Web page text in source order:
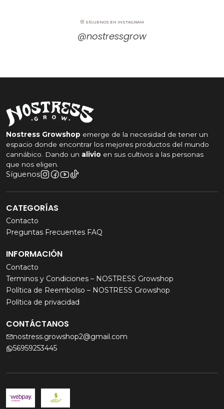
SÍGUENOS EN INSTAGRAM
@nostressgrow
Nostress Growshop emerge de la necesidad de tener un
espacio donde encontrar los mejores productos del mundo
cannábico. Dando un alivio en sus cultivos a las personas
que nos eligen.
Síguenos
CATEGORÍAS
Contacto
Preguntas Frecuentes FAQ
INFORMACIÓN
Contacto
Terminos y Condiciones – NOSTRESS Growshop
Política de Reembolso – NOSTRESS Growshop
Política de privacidad
CONTÁCTANOS
nostress.growshop2@gmail.com
56959253445